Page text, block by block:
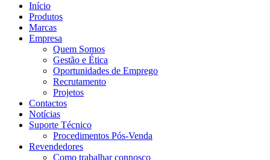
Início
Produtos
Marcas
Empresa
Quem Somos
Gestão e Ética
Oportunidades de Emprego
Recrutamento
Projetos
Contactos
Notícias
Suporte Técnico
Procedimentos Pós-Venda
Revendedores
Como trabalhar connosco